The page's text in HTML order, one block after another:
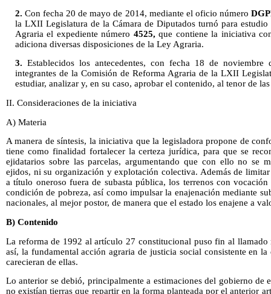
2. Con fecha 20 de mayo de 2014, mediante el oficio número
la LXII Legislatura de la Cámara de Diputados turnó para
Agraria el expediente número 4525, que contiene la iniciativa
adiciona diversas disposiciones de la Ley Agraria.
3. Establecidos los antecedentes, con fecha 18 de
integrantes de la Comisión de Reforma Agraria de la LXII
estudiar, analizar y, en su caso, aprobar el contenido, al tenor de
II. Consideraciones de la iniciativa
A) Materia
A manera de síntesis, la iniciativa que la legisladora propone de
tiene como finalidad fortalecer la certeza jurídica, para que se
ejidatarios sobre las parcelas, argumentando que con ello no se
ejidos, ni su organización y explotación colectiva. Además de
a título oneroso fuera de subasta pública, los terrenos con
condición de pobreza, así como impulsar la enajenación mediante
nacionales, al mejor postor, de manera que el estado los enajene a
B) Contenido
La reforma de 1992 al artículo 27 constitucional puso fin al
así, la fundamental acción agraria de justicia social consistente en
carecieran de ellas.
Lo anterior se debió, principalmente a estimaciones del gobierno de
no existían tierras que repartir en la forma planteada por el anterior